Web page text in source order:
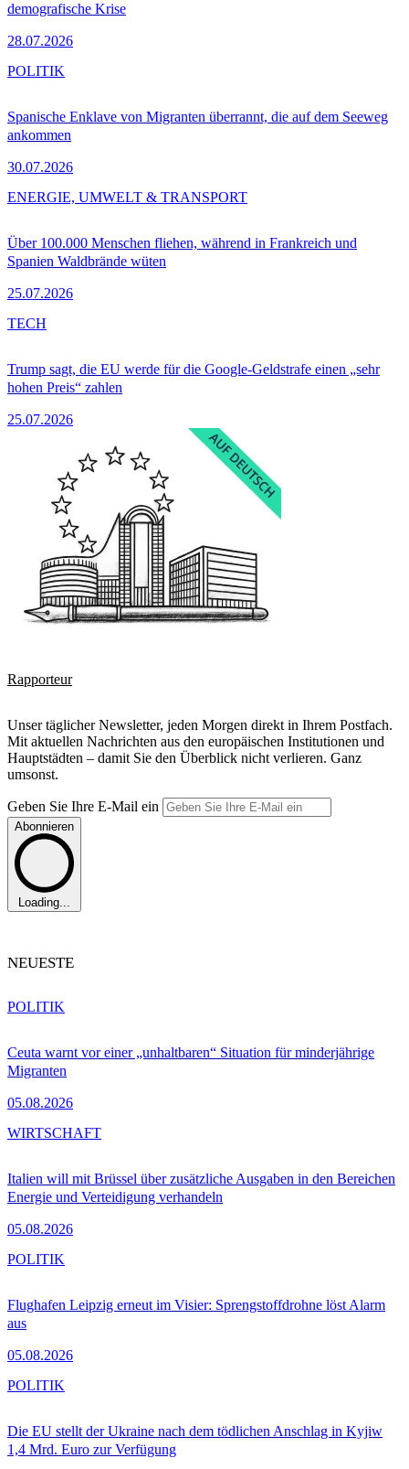
demografische Krise
28.07.2026
Spanische Enklave von Migranten überrannt, die auf dem Seeweg
ankommen
30.07.2026
POLITIK
Über 100.000 Menschen fliehen, während in Frankreich und
Spanien Waldbrände wüten
25.07.2026
ENERGIE, UMWELT & TRANSPORT
Trump sagt, die EU werde für die Google-Geldstrafe einen „sehr
hohen Preis“ zahlen
25.07.2026
TECH
Rapporteur
Unser täglicher Newsletter, jeden Morgen direkt in Ihrem Postfach.
Mit aktuellen Nachrichten aus den europäischen Institutionen und
Hauptstädten – damit Sie den Überblick nicht verlieren. Ganz
umsonst.
Geben Sie Ihre E-Mail ein
Abonnieren
Loading...
NEUESTE
Ceuta warnt vor einer „unhaltbaren“ Situation für minderjährige
Migranten
05.08.2026
POLITIK
Italien will mit Brüssel über zusätzliche Ausgaben in den Bereichen
Energie und Verteidigung verhandeln
05.08.2026
WIRTSCHAFT
Flughafen Leipzig erneut im Visier: Sprengstoffdrohne löst Alarm
aus
05.08.2026
POLITIK
Die EU stellt der Ukraine nach dem tödlichen Anschlag in Kyjiw
1,4 Mrd. Euro zur Verfügung
POLITIK